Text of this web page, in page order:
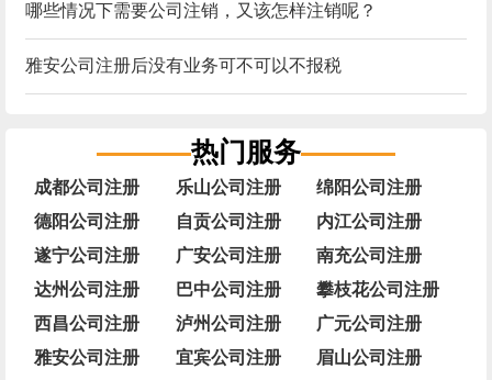
哪些情况下需要公司注销，又该怎样注销呢？
雅安公司注册后没有业务可不可以不报税
热门服务
成都公司注册 乐山公司注册
绵阳公司注册
德阳公司注册
自贡公司注册
内江公司注册
遂宁公司注册
广安公司注册
南充公司注册
达州公司注册
巴中公司注册
攀枝花公司注册
西昌公司注册
泸州公司注册
广元公司注册
雅安公司注册
宜宾公司注册
眉山公司注册